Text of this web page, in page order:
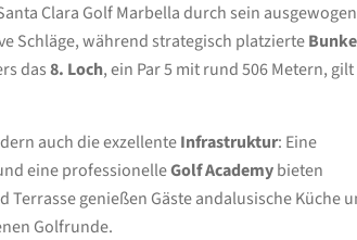
Clara Golf Marbella durch sein
Schläge, während strategisch platzierte
das8. Loch, ein Par 5 mit rund 506 Metern, gilt
auch die exzellenteInfrastruktur: Eine
eine professionelleGolf Academybieten
Terrasse genießen Gäste andalusische Küche
Golfrunde.